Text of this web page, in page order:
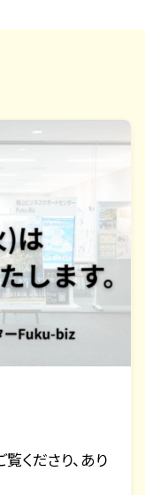
くださり、あり